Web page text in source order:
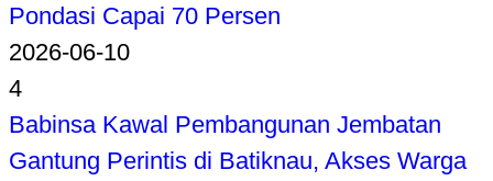
Pondasi Capai 70 Persen
2026-06-10
4
Babinsa Kawal Pembangunan Jembatan
Gantung Perintis di Batiknau, Akses Warga